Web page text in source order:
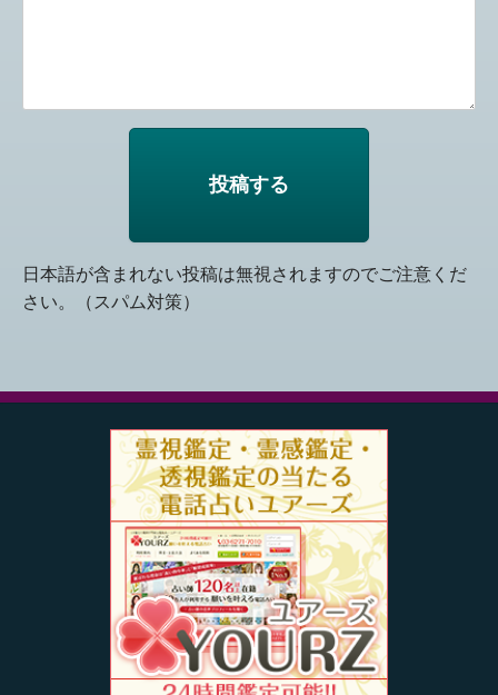
日本語が含まれない投稿は無視されますのでご注意くだ
さい。（スパム対策）